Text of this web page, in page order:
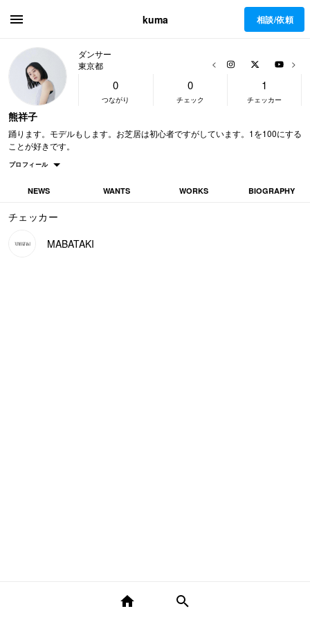
相談/依頼
kuma
ダンサー
東京都
Previous Next
0
つながり
0
チェック
1
チェッカー
熊祥子
踊ります。モデルもします。お芝居は初心者ですがしています。1を100にする
ことが好きです。
プロフィール
活動名 熊祥子
職業
活動拠点 東京都
NEWS WANTS WORKS BIOGRAPHY
チェッカー
MABATAKI